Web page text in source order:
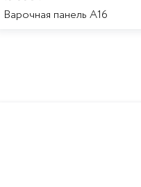
Варочная панель A16